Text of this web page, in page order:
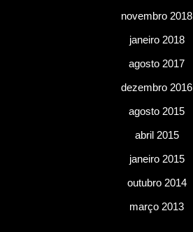
novembro 2018
janeiro 2018
agosto 2017
dezembro 2016
agosto 2015
abril 2015
janeiro 2015
outubro 2014
março 2013